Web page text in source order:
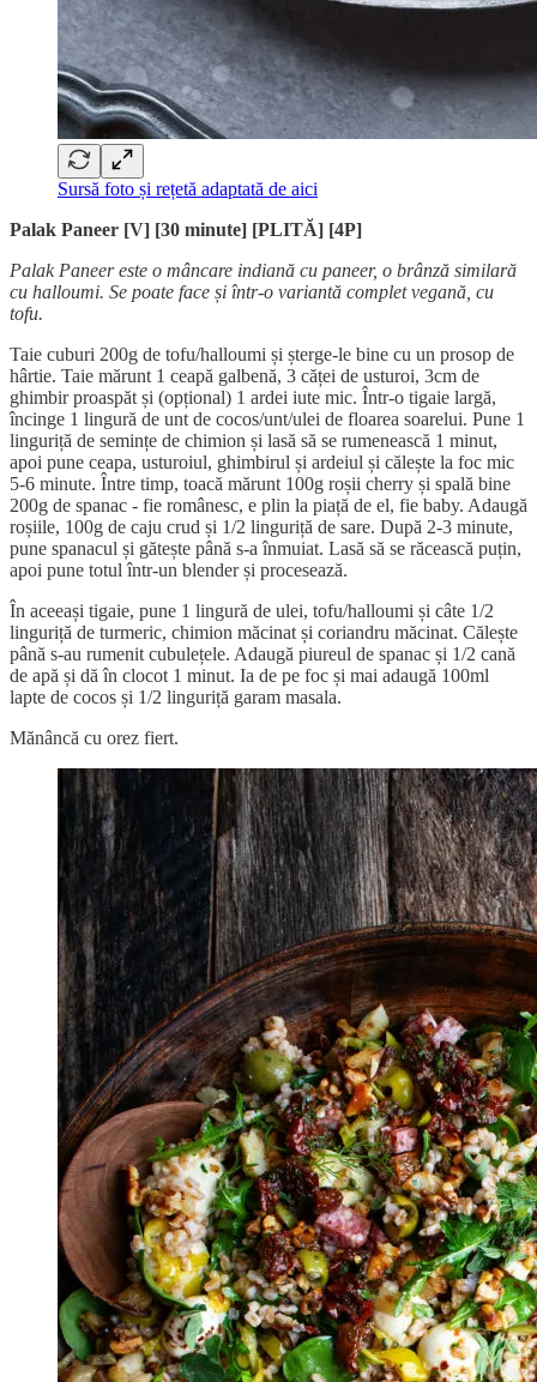
Sursă foto și rețetă adaptată de aici
Palak Paneer [V] [30 minute] [PLITĂ] [4P]
Palak Paneer este o mâncare indiană cu paneer, o brânză similară
cu halloumi. Se poate face și într-o variantă complet vegană, cu
tofu.
Taie cuburi 200g de tofu/halloumi și șterge-le bine cu un prosop de
hârtie. Taie mărunt 1 ceapă galbenă, 3 căței de usturoi, 3cm de
ghimbir proaspăt și (opțional) 1 ardei iute mic. Într-o tigaie largă,
încinge 1 lingură de unt de cocos/unt/ulei de floarea soarelui. Pune 1
linguriță de semințe de chimion și lasă să se rumenească 1 minut,
apoi pune ceapa, usturoiul, ghimbirul și ardeiul și călește la foc mic
5-6 minute. Între timp, toacă mărunt 100g roșii cherry și spală bine
200g de spanac - fie românesc, e plin la piață de el, fie baby. Adaugă
roșiile, 100g de caju crud și 1/2 linguriță de sare. După 2-3 minute,
pune spanacul și gătește până s-a înmuiat. Lasă să se răcească puțin,
apoi pune totul într-un blender și procesează.
În aceeași tigaie, pune 1 lingură de ulei, tofu/halloumi și câte 1/2
linguriță de turmeric, chimion măcinat și coriandru măcinat. Călește
până s-au rumenit cubulețele. Adaugă piureul de spanac și 1/2 cană
de apă și dă în clocot 1 minut. Ia de pe foc și mai adaugă 100ml
lapte de cocos și 1/2 linguriță garam masala.
Mănâncă cu orez fiert.